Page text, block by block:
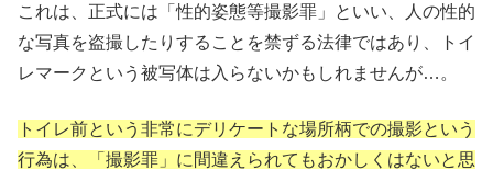
これは、正式には「性的姿態等撮影罪」といい、人の性的
な写真を盗撮したりすることを禁ずる法律ではあり、トイ
レマークという被写体は入らないかもしれませんが…。
トイレ前という非常にデリケートな場所柄での撮影という
行為は、「撮影罪」に間違えられてもおかしくはないと思